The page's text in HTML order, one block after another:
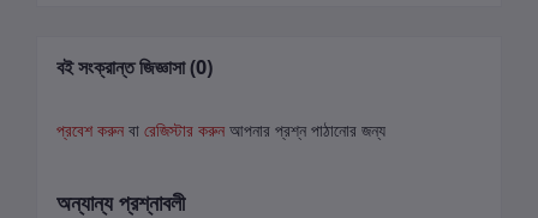
বই সংক্রান্ত জিজ্ঞাসা (0)
প্রবেশ করুন বা রেজিস্টার করুন আপনার প্রশ্ন পাঠানোর জন্য
অন্যান্য প্রশ্নাবলী